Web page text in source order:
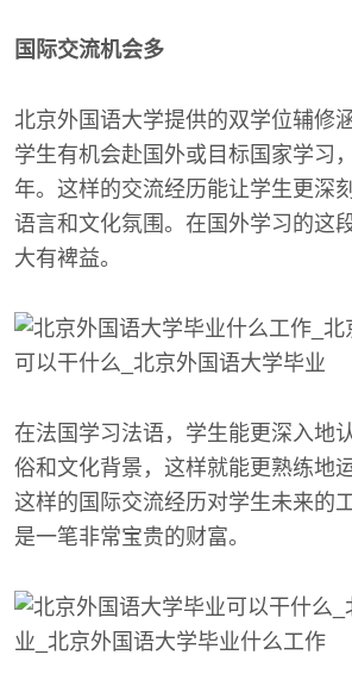
国际交流机会多
北京外国语大学提供的双学位辅修
学生有机会赴国外或目标国家学习
年。这样的交流经历能让学生更深
语言和文化氛围。在国外学习的这
大有裨益。
在法国学习法语，学生能更深入地
俗和文化背景，这样就能更熟练地
这样的国际交流经历对学生未来的
是一笔非常宝贵的财富。